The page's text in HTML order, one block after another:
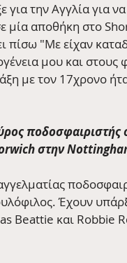
την Αγγλία για
μία αποθήκη στο
"Με είχαν
μου και
με τον 17χρονο
ποδοσφαιριστής
στην
Έχουν
Beattie και Robbie